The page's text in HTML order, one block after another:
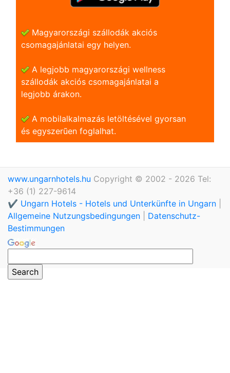
Magyarországi szállodák akciós
csomagajánlatai egy helyen.
A legjobb magyarországi wellness
szállodák akciós csomagajánlatai a
legjobb árakon.
A mobilalkalmazás letöltésével gyorsan
és egyszerũen foglalhat.
www.ungarnhotels.hu Copyright © 2002 - 2026 Tel:
+36 (1) 227-9614
✔️ Ungarn Hotels - Hotels und Unterkünfte in Ungarn
Allgemeine Nutzungsbedingungen
Datenschutz-
Bestimmungen